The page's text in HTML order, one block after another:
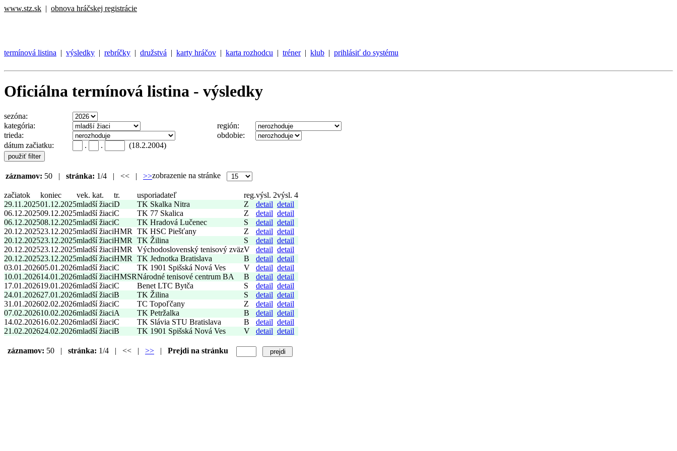
www.stz.sk | obnova hráčskej registrácie
termínová listina | výsledky | rebríčky | družstvá | karty hráčov | karta rozhodcu | tréner| klub | prihlásiť do systému
Oficiálna termínová listina - výsledky
sezóna:
kategória:
región:
trieda:
obdobie:
dátum začiatku:
. . (18.2.2004)
záznamov: 50 | stránka: 1/4 | << | >>zobrazenie na stránke
začiatok koniec vek. kat. tr. usporiadateľ reg.výsl. 2výsl. 4
29.11.202501.12.2025mladší žiaciD TK Skalka Nitra Z detail detail
06.12.202509.12.2025mladší žiaciC TK 77 Skalica Z detail detail
06.12.202508.12.2025mladší žiaciC TK Hradová Lučenec S detail detail
20.12.202523.12.2025mladší žiaciHMR TK HSC Piešťany Z detail detail
20.12.202523.12.2025mladší žiaciHMR TK Žilina S detail detail
20.12.202523.12.2025mladší žiaciHMR Východoslovenský tenisový zväzV detail detail
20.12.202523.12.2025mladší žiaciHMR TK Jednotka Bratislava B detail detail
03.01.202605.01.2026mladší žiaciC TK 1901 Spišská Nová Ves V detail detail
10.01.202614.01.2026mladší žiaciHMSRNárodné tenisové centrum BA B detail detail
17.01.202619.01.2026mladší žiaciC Benet LTC Bytča S detail detail
24.01.202627.01.2026mladší žiaciB TK Žilina S detail detail
31.01.202602.02.2026mladší žiaciC TC Topoľčany Z detail detail
07.02.202610.02.2026mladší žiaciA TK Petržalka B detail detail
14.02.202616.02.2026mladší žiaciC TK Slávia STU Bratislava B detail detail
21.02.202624.02.2026mladší žiaciB TK 1901 Spišská Nová Ves V detail detail
záznamov: 50 | stránka: 1/4 | << | >> | Prejdi na stránku